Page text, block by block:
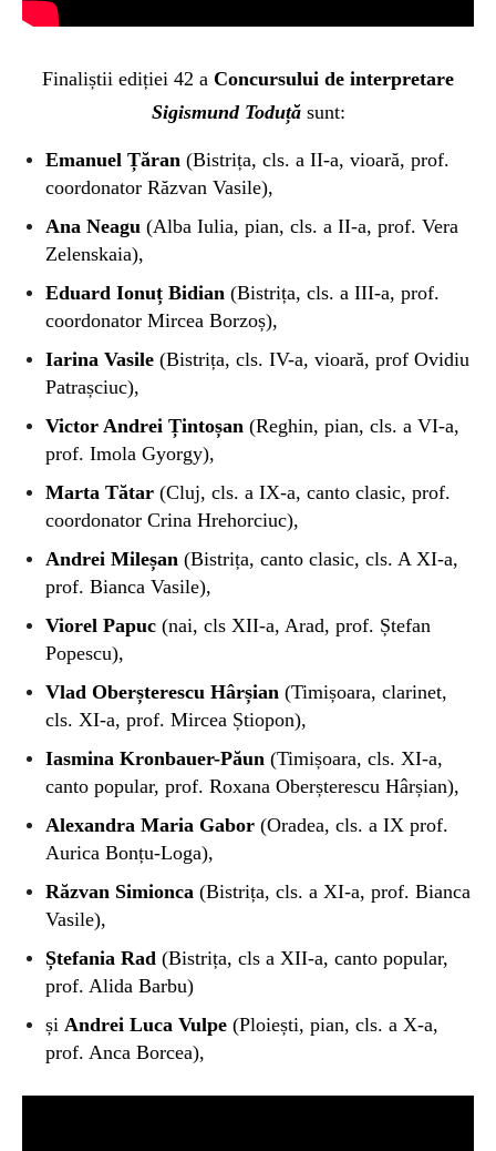
Finaliștii ediției 42 a Concursului de interpretare
Sigismund Toduțăsunt:
Emanuel Țăran (Bistrița, cls. a II-a, vioară, prof.
coordonator Răzvan Vasile),
Ana Neagu (Alba Iulia, pian, cls. a II-a, prof. Vera
Zelenskaia),
Eduard Ionuț Bidian (Bistrița, cls. a III-a, prof.
coordonator Mircea Borzoș),
Iarina Vasile (Bistrița, cls. IV-a, vioară, prof Ovidiu
Patrașciuc),
Victor Andrei Țintoșan (Reghin, pian, cls. a VI-a,
prof. Imola Gyorgy),
Marta Tătar (Cluj, cls. a IX-a, canto clasic, prof.
coordonator Crina Hrehorciuc),
Andrei Mileșan (Bistrița, canto clasic, cls. A XI-a,
prof. Bianca Vasile),
Viorel Papuc (nai, cls XII-a, Arad, prof. Ștefan
Popescu),
Vlad Oberșterescu Hârșian (Timișoara, clarinet,
cls. XI-a, prof. Mircea Știopon),
Iasmina Kronbauer-Păun (Timișoara, cls. XI-a,
canto popular, prof. Roxana Oberșterescu Hârșian),
Alexandra Maria Gabor (Oradea, cls. a IX prof.
Aurica Bonțu-Loga),
Răzvan Simionca (Bistrița, cls. a XI-a, prof. Bianca
Vasile),
Ștefania Rad (Bistrița, cls a XII-a, canto popular,
prof. Alida Barbu)
și Andrei Luca Vulpe (Ploiești, pian, cls. a X-a,
prof. Anca Borcea),